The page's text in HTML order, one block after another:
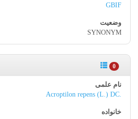
GBIF
SYNONYM
0
Acroptilon repens (L.) DC.